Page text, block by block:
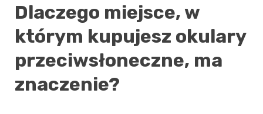
Dlaczego miejsce, w
którym kupujesz okulary
przeciwsłoneczne, ma
znaczenie?